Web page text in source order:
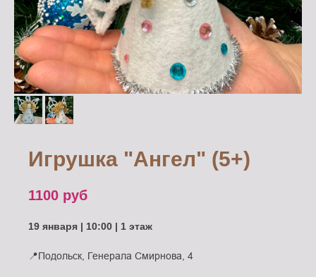
Игрушка "Ангел" (5+)
1100 руб
19 января | 10:00 | 1 этаж
📍Подольск, Генерала Смирнова, 4